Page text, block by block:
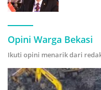
Opini Warga Bekasi
Ikuti opini menarik dari